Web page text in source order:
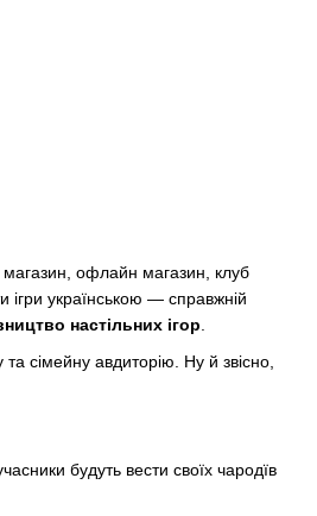
магазин, офлайн магазин, клуб
ігри українською — справжній
настільних ігор.
сімейну авдиторію. Ну й звісно,
будуть вести своїх чародїв